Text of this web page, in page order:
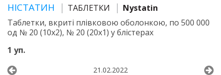
НІСТАТИН ТАБЛЕТКИ
Nystatin
Таблетки, вкриті плівковою оболонкою, по 500 000
од № 20 (10х2), № 20 (20х1) у блістерах
1 уп.
21.02.2022